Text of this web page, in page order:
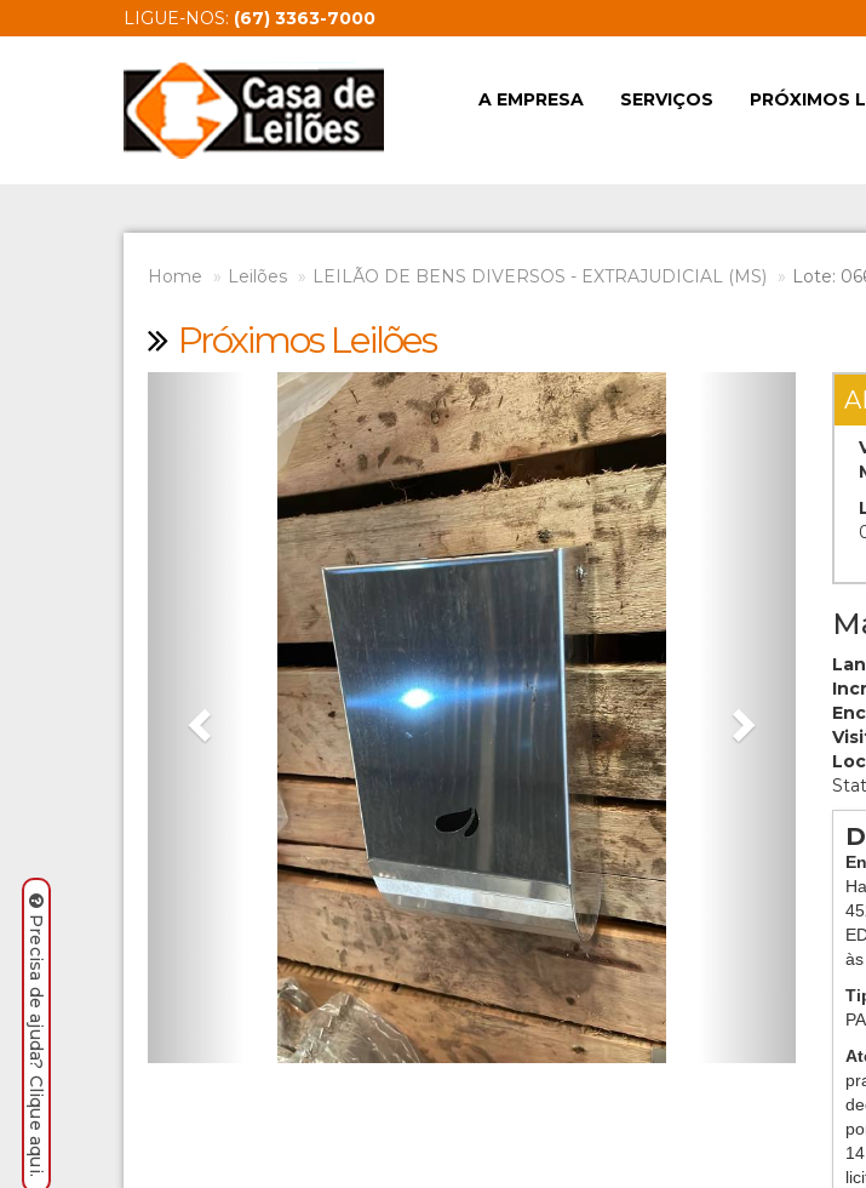
LIGUE-NOS: (67) 3363-7000
A EMPRESA SERVIÇOS PRÓXIMOS
Home Leilões LEILÃO DE BENS DIVERSOS - EXTRAJUDICIAL (MS) Lote:
Próximos Leilões
Previous
às
Precisa de ajuda? Clique aqui.